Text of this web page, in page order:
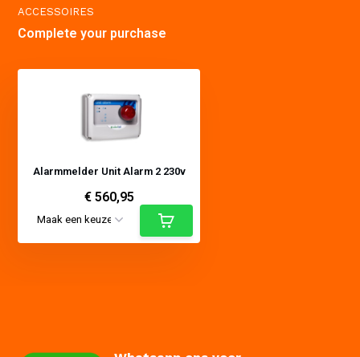
ACCESSOIRES
Complete your purchase
Alarmmelder Unit Alarm 2 230v
€ 560,95